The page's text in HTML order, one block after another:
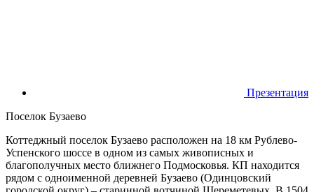
Презентация
Поселок Бузаево
Коттеджный поселок Бузаево расположен на 18 км Рублево-
Успенского шоссе в одном из самых живописных и
благополучных место ближнего Подмосковья. КП находится
рядом с одноименной деревней Бузаево (Одинцовский